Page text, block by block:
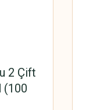
2 Çift
(100